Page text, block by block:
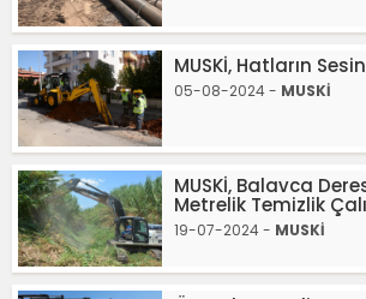
MUSKİ, Hatların
05-08-2024 - MUSKİ
MUSKİ, Balavca
Metrelik Temizlik
19-07-2024 - MUSKİ